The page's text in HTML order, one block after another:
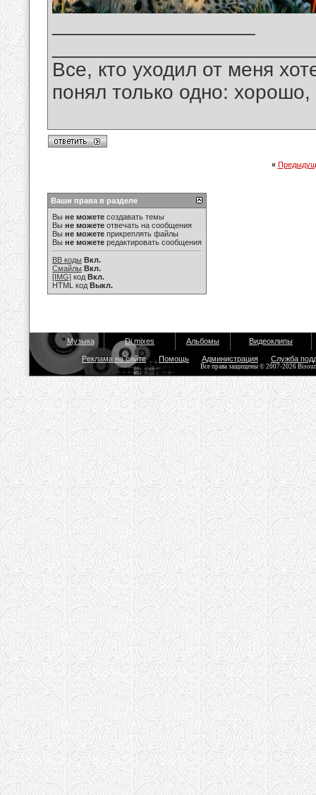
Все, кто уходил от меня
понял только одно:
«
Ваши права в разделе
Вы не можете создавать темы
Вы не можете отвечать на сообщения
Вы не можете прикреплять файлы
Вы не можете редактировать сообщения
BB коды Вкл.
Смайлы Вкл.
[IMG] код Вкл.
HTML код Выкл.
Музыка Dj mixes Альбомы Видеоклипы
Реклама на сайте Помощь Администрация Служба
Все права защищены © 2007-2026